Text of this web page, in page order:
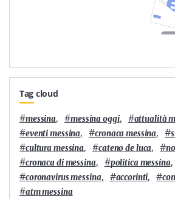
Tag cloud
#messina, #messina oggi, #attualità
#eventi messina, #cronaca messina, #
#cultura messina, #cateno de luca, #
#cronaca di messina, #politica messina,
#coronavirus messina, #accorinti, #
#atm messina